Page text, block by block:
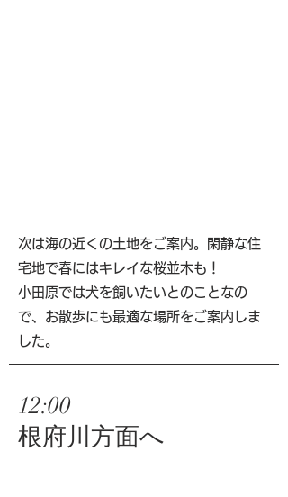
次は海の近くの土地をご案内。閑静な住
宅地で春にはキレイな桜並木も！
小田原では犬を飼いたいとのことなの
で、お散歩にも最適な場所をご案内しま
した。
12:00
根府川方面へ